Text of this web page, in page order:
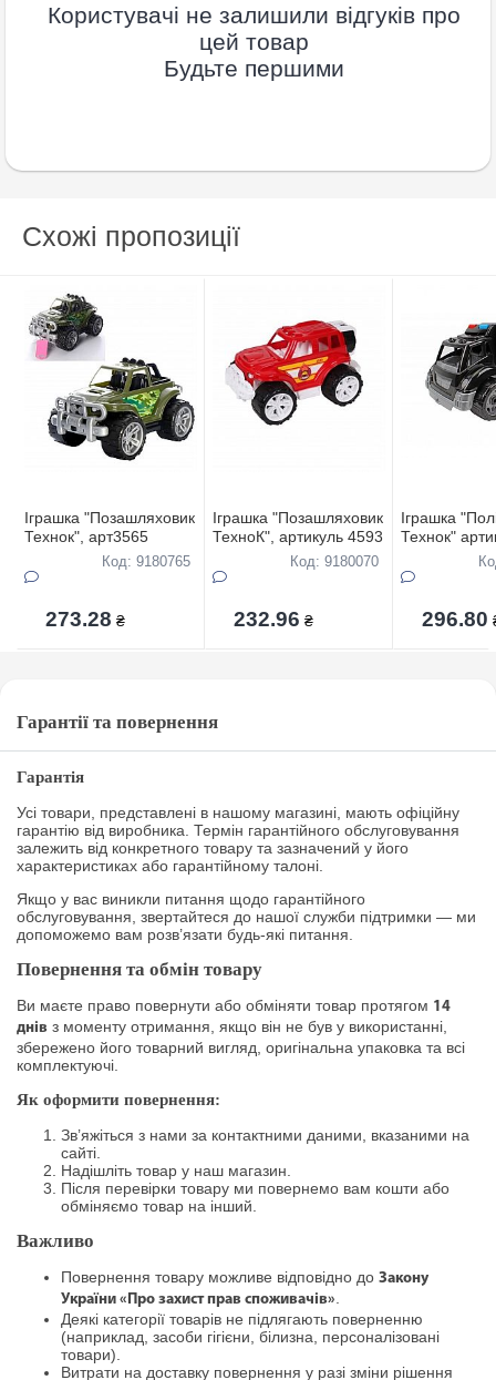
Користувачі не залишили відгуків про
цей товар
Будьте першими
Схожі пропозиції
Іграшка "Позашляховик
Технок", арт3565
Код: 9180765
273.28 ₴
Іграшка "Позашляховик
ТехноК", артикуль 4593
Код: 9180070
232.96 ₴
Іграшка
Технок"
296.80
Гарантії та повернення
Гарантія
Усі товари, представлені в нашому магазині, мають офіційну
гарантію від виробника. Термін гарантійного обслуговування
залежить від конкретного товару та зазначений у його
характеристиках або гарантійному талоні.
Якщо у вас виникли питання щодо гарантійного
обслуговування, звертайтеся до нашої служби підтримки — ми
допоможемо вам розв’язати будь-які питання.
Повернення та обмін товару
Ви маєте право повернути або обміняти товар протягом 14
днів з моменту отримання, якщо він не був у використанні,
збережено його товарний вигляд, оригінальна упаковка та всі
комплектуючі.
Як оформити повернення:
Зв’яжіться з нами за контактними даними, вказаними на
сайті.
Надішліть товар у наш магазин.
Після перевірки товару ми повернемо вам кошти або
обміняємо товар на інший.
Важливо
Повернення товару можливе відповідно до Закону
України «Про захист прав споживачів».
Деякі категорії товарів не підлягають поверненню
(наприклад, засоби гігієни, білизна, персоналізовані
товари).
Витрати на доставку повернення у разі зміни рішення